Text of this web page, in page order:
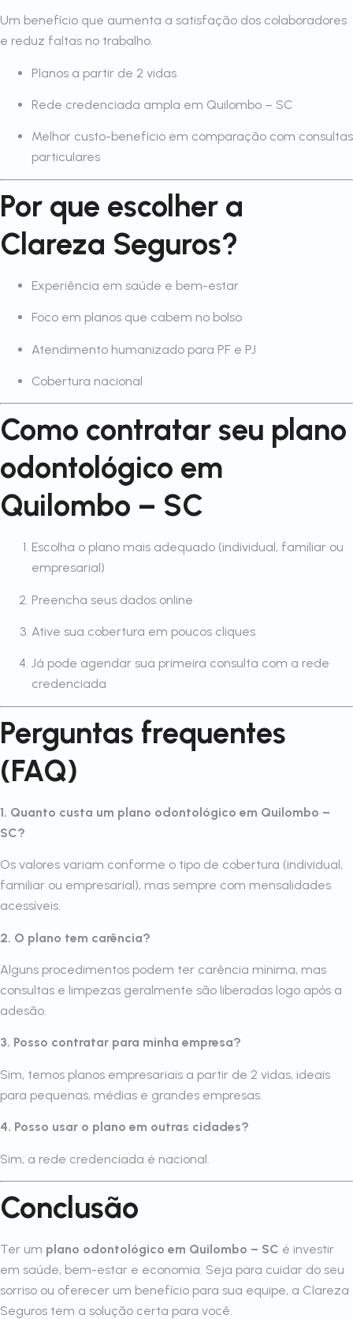
Um benefício que aumenta a satisfação dos colaboradores
e reduz faltas no trabalho.
Planos a partir de 2 vidas
Rede credenciada ampla em Quilombo – SC
Melhor custo-benefício em comparação com consultas
particulares
Por que escolher a
Clareza Seguros?
Experiência em saúde e bem-estar
Foco em planos que cabem no bolso
Atendimento humanizado para PF e PJ
Cobertura nacional
Como contratar seu plano
odontológico em
Quilombo – SC
Escolha o plano mais adequado (individual, familiar ou
empresarial)
Preencha seus dados online
Ative sua cobertura em poucos cliques
Já pode agendar sua primeira consulta com a rede
credenciada
Perguntas frequentes
(FAQ)
1. Quanto custa um plano odontológico em Quilombo –
SC?
Os valores variam conforme o tipo de cobertura (individual,
familiar ou empresarial), mas sempre com mensalidades
acessíveis.
2. O plano tem carência?
Alguns procedimentos podem ter carência mínima, mas
consultas e limpezas geralmente são liberadas logo após a
adesão.
3. Posso contratar para minha empresa?
Sim, temos planos empresariais a partir de 2 vidas, ideais
para pequenas, médias e grandes empresas.
4. Posso usar o plano em outras cidades?
Sim, a rede credenciada é nacional.
Conclusão
Ter um plano odontológico em Quilombo – SC é investir
em saúde, bem-estar e economia. Seja para cuidar do seu
sorriso ou oferecer um benefício para sua equipe, a Clareza
Seguros tem a solução certa para você.